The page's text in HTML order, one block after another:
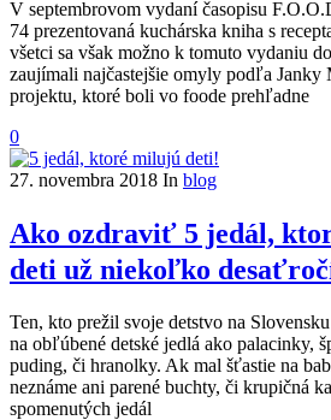
V septembrovom vydaní časopisu
74 prezentovaná kuchárska kniha s
všetci sa však možno k tomuto vydaniu
zaujímali najčastejšie omyly podľa Janky
projektu, ktoré boli vo foode prehľadne
0
27. novembra 2018 In blog
Ako ozdraviť 5 jedál,
deti už niekoľko
Ten, kto prežil svoje detstvo na
na obľúbené detské jedlá ako palacinky,
puding, či hranolky. Ak mal šťastie na
neznáme ani parené buchty, či krupičná
spomenutých jedál